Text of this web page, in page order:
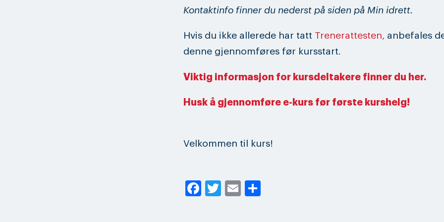
Kontaktinfo finner du nederst på siden på Min idrett.
Hvis du ikke allerede har tatt Trenerattesten, anbefales
denne gjennomføres før kursstart.
Viktig informasjon for kursdeltakere finner du her.
Husk å gjennomføre e-kurs før første kurshelg!
Velkommen til kurs!
Facebook
Twitter
Email